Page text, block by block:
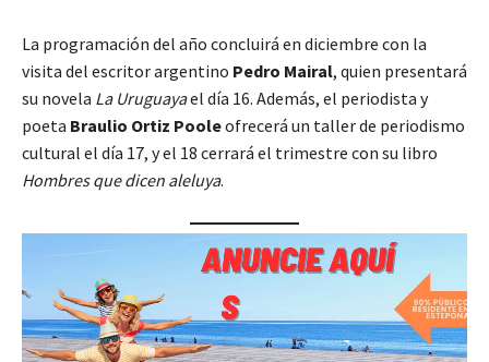
La programación del año concluirá en diciembre con la
visita del escritor argentino Pedro Mairal, quien presentará
su novela La Uruguayael día 16. Además, el periodista y
poeta Braulio Ortiz Pooleofrecerá un taller de periodismo
cultural el día 17, y el 18 cerrará el trimestre con su libro
Hombres que dicen aleluya.